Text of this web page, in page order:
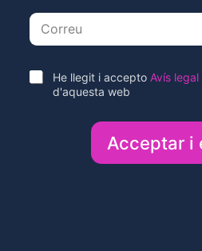
E
a
l
*
A
He llegit i accepto Avís legal
d'aquesta web